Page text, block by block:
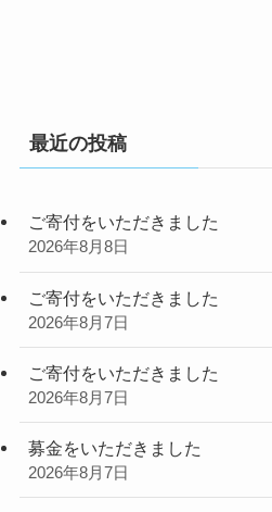
最近の投稿
ご寄付をいただきました
2026年8月8日
ご寄付をいただきました
2026年8月7日
ご寄付をいただきました
2026年8月7日
募金をいただきました
2026年8月7日